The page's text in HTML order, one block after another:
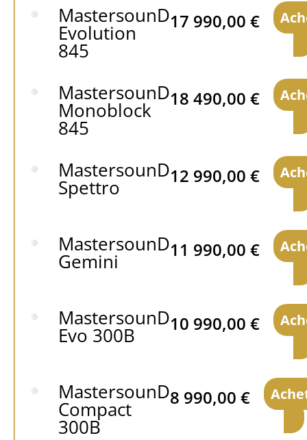
MastersounD
Evolution
845
17 990,00 €
MastersounD
Monoblock
845
18 490,00 €
MastersounD
Spettro 12 990,00 €
MastersounD
Gemini 11 990,00 €
MastersounD
Evo 300B 10 990,00 €
MastersounD
Compact
300B
8 990,00 €